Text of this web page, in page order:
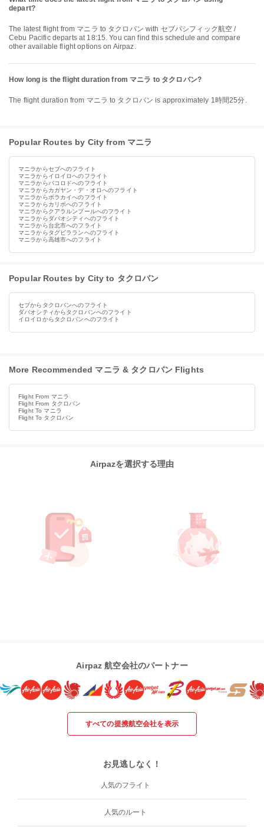
depart?
The latest flight from マニラ to タクロバン with セブパシフィック航空 /
Cebu Pacific departs at 18:15. You can find this schedule and compare
other available flight options on Airpaz.
How long is the flight duration from マニラ to タクロバン?
The flight duration from マニラ to タクロバン is approximately 1時間25分.
Popular Routes by City from マニラ
マニラからセブへのフライト
マニラからイロイロへのフライト
マニラからバコロドへのフライト
マニラからカガヤン・デ・オロへのフライト
マニラからボラカイへのフライト
マニラからカリボへのフライト
マニラからクアラルンプールへのフライト
マニラからダバオシティへのフライト
マニラから台北市へのフライト
マニラからタグビラランへのフライト
マニラから高雄市へのフライト
Popular Routes by City to タクロバン
セブからタクロバンへのフライト
ダバオシティからタクロバンへのフライト
イロイロからタクロバンへのフライト
More Recommended マニラ & タクロバン Flights
Flight From マニラ
Flight From タクロバン
Flight To マニラ
Flight To タクロバン
Airpazを選択する理由
Airpaz 航空会社のパートナー
すべての提携航空会社を表示
お見逃しなく！
人気のフライト
人気のルート